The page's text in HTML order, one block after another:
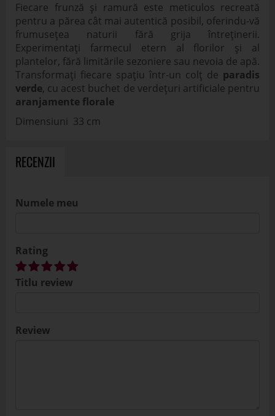
Fiecare frunză și ramură este meticulos recreată
pentru a părea cât mai autentică posibil, oferindu-vă
frumusețea naturii fără grija întreținerii.
Experimentați farmecul etern al florilor și al
plantelor, fără limitările sezoniere sau nevoia de apă.
Transformați fiecare spațiu într-un colț de paradis
verde, cu acest buchet de verdețuri artificiale pentru
aranjamente florale
Dimensiuni 33 cm
RECENZII
Numele meu
Rating
Titlu review
Review